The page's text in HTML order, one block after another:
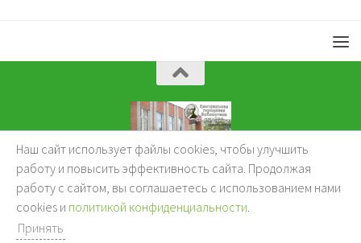
KuzBibliok © 2026.
Наш сайт использует файлы cookies, чтобы улучшить
работу и повысить эффективность сайта. Продолжая
работу с сайтом, вы соглашаетесь с использованием нами
cookies и политикой конфиденциальности.
Принять